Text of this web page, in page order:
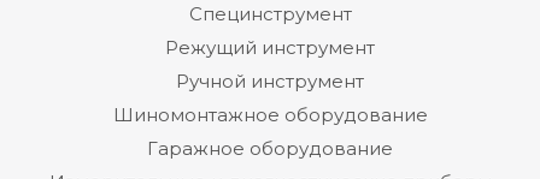
Специнструмент
Режущий инструмент
Ручной инструмент
Шиномонтажное оборудование
Гаражное оборудование